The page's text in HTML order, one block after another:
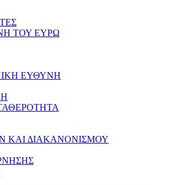
ΤΟΥ ΕΥΡΩ
ΕΥΘΥΝΗ
ΚΑΙ ΔΙΑΚΑΝΟΝΙΣΜΟΥ